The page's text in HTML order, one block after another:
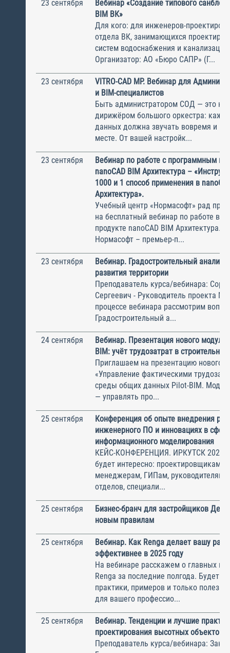
23 сентября
Вебинар «Создание типового
BIM ВК»
Для кого: для инженеров-
отдела ВК, занимающихся
систем водоснабжения и канализации
Организатор: АО «Бюро САПР» (Г...
23 сентября
VITRO-CAD MP. Вебинар для
и BIM-специалистов
Быть администратором СОД — это
дирижёром большого оркестра:
данных должна звучать вовремя и в
месте. От вашей настройк...
23 сентября
Вебинар по работе с программным
nanoCAD BIM Архитектура –
1000 и 1 способ применения в
Архитектура».
Учебный центр «Нормасофт» рад
на бесплатный вебинар по работе в
продукте nanoCAD BIM Архитектура.
Нормасофт – премьер-п...
23 сентября
Вебинар. Градостроительный анализ
развития территории
Преподаватель курса/вебинара:
Сергеевич - Руководитель проекта
процессе вебинара рассмотрим
Градостроительный а...
24 сентября
Вебинар. Презентация нового модуля
BIM: учёт трудозатрат в
Приглашаем на презентацию нового
«Управление фактическими
среды общих данных Pilot-BIM.
— управлять про...
25 сентября
Конференция об опыте внедрения
инженерного ПО и инновациях в
информационного моделирования
КЕЙС-КОНФЕРЕНЦИЯ. ИРКУТСК 2025
будет интересно: проектировщикам,
менеджерам, ГИПам, руководителям
отделов, специали...
25 сентября
Бизнес-бранч для застройщиков
новым правилам
25 сентября
Вебинар. Как Renga делает вашу
эффективнее в 2025 году
На вебинаре расскажем о главных
Renga за последние полгода. Будет
практики, примеров и только
для вашего профессио...
25 сентября
Вебинар. Тенденции и лучшие
проектирования высотных объектов
Преподаватель курса/вебинара: Зак